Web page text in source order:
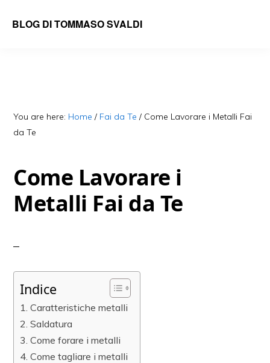
BLOG DI TOMMASO SVALDI
You are here: Home / Fai da Te / Come Lavorare i Metalli Fai
da Te
Come Lavorare i
Metalli Fai da Te
Indice
Caratteristiche metalli
Saldatura
Come forare i metalli
Come tagliare i metalli